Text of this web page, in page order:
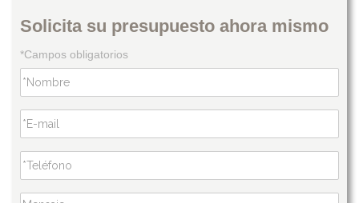
Solicita su presupuesto ahora mismo
*Campos obligatorios